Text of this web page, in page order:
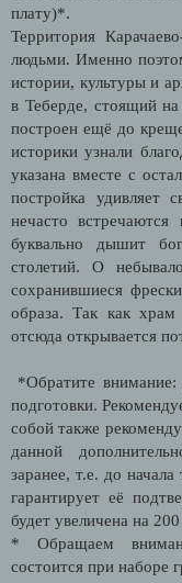
плату)*.
Территория
людьми. Именно
истории, культуры и
в Теберде, стоящий
построен ещё до
историки узнали
указана вместе с
постройка удивляет
нечасто встречаются
буквально дышит
столетий. О
сохранившиеся
образа. Так как храм
отсюда открывается
*Обратите
подготовки.
собой также
данной
заранее, т.е. до
гарантирует её
будет увеличена на
* Обращаем
состоится при наборе